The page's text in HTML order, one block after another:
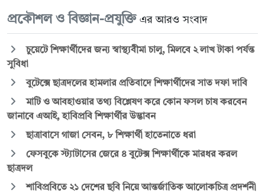
প্রকৌশল ও বিজ্ঞান-প্রযুক্তি এর আরও সংবাদ
চুয়েটে শিক্ষার্থীদের জন্য স্বাস্থ্যবীমা চালু, মিলবে ২ লাখ টাকা পর্যন্ত
সুবিধা
বুটেক্সে ছাত্রদলের হামলার প্রতিবাদে শিক্ষার্থীদের সাত দফা দাবি
মাটি ও আবহাওয়ার তথ্য বিশ্লেষণ করে কোন ফসল চাষ করবেন
জানাবে এআই, হাবিপ্রবি শিক্ষার্থীর উদ্ভাবন
ছাত্রাবাসে গাজা সেবন, ৮ শিক্ষার্থী হাতেনাতে ধরা
ফেসবুকে স্ট্যাটাসের জেরে ৪ বুটেক্স শিক্ষার্থীকে মারধর করল
ছাত্রদল
শাবিপ্রবিতে ২১ দেশের ছবি নিয়ে আন্তর্জাতিক আলোকচিত্র প্রদর্শনী